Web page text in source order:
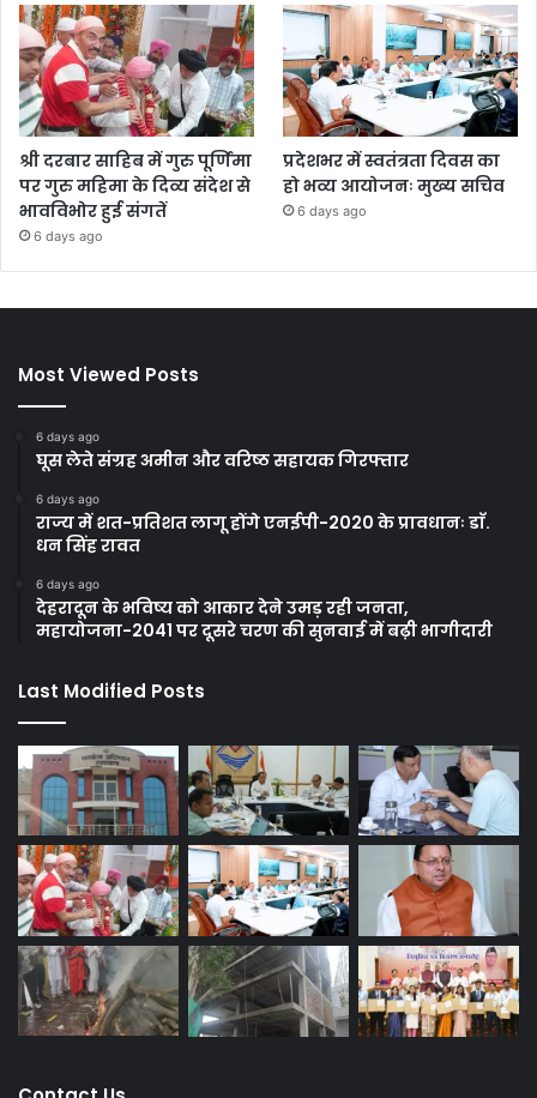
श्री दरबार साहिब में गुरु पूर्णिमा
पर गुरु महिमा के दिव्य संदेश से
भावविभोर हुई संगतें
6 days ago
प्रदेशभर में स्वतंत्रता दिवस का
हो भव्य आयोजनः मुख्य सचिव
6 days ago
Most Viewed Posts
6 days ago
घूस लेते संग्रह अमीन और वरिष्ठ सहायक गिरफ्तार
6 days ago
राज्य में शत-प्रतिशत लागू होंगे एनईपी-2020 के प्रावधानः डाॅ.
धन सिंह रावत
6 days ago
देहरादून के भविष्य को आकार देने उमड़ रही जनता,
महायोजना-2041 पर दूसरे चरण की सुनवाई में बढ़ी भागीदारी
Last Modified Posts